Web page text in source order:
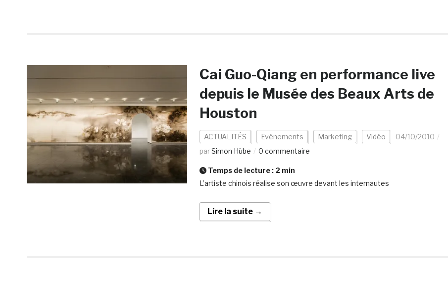
Cai Guo-Qiang en performance live
depuis le Musée des Beaux Arts de
Houston
ACTUALITÉS Evénements Marketing Vidéo
04/10/2010
parSimon Hübe 0 commentaire
Temps de lecture : 2 min
L’artiste chinois réalise son œuvre devant les internautes
Lire la suite →